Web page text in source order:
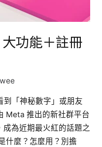
功能＋註冊
到「神秘數字」或朋友
Meta 推出的新社群平台
為近期最火紅的話題之
什麼？怎麼用？別擔